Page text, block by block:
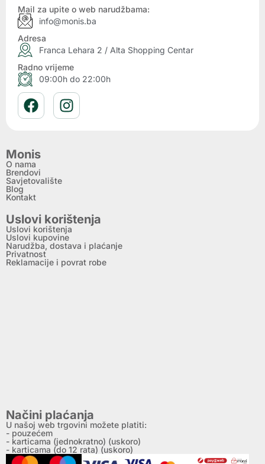
Mail za upite o web narudžbama:
info@monis.ba
Adresa
Franca Lehara 2 / Alta Shopping Centar
Radno vrijeme
09:00h do 22:00h
Monis
O nama
Brendovi
Savjetovalište
Blog
Kontakt
Uslovi korištenja
Uslovi korištenja
Uslovi kupovine
Narudžba, dostava i plaćanje
Privatnost
Reklamacije i povrat robe
Načini plaćanja
U našoj web trgovini možete platiti:
- pouzećem
- karticama (jednokratno) (uskoro)
- karticama (do 12 rata) (uskoro)